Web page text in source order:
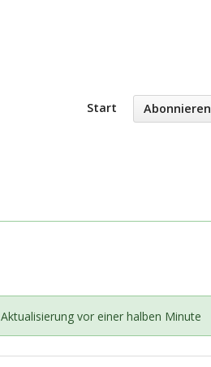
Start Abonnieren
Aktualisierung vor einer halben Minute